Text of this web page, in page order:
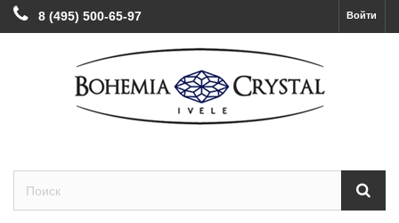
Войти
8 (495) 500-65-97